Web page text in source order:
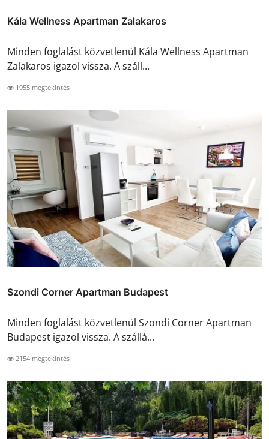
Kála Wellness Apartman Zalakaros
Minden foglalást közvetlenül Kála Wellness Apartman
Zalakaros igazol vissza. A száll...
1955 megtekintés
Szondi Corner Apartman Budapest
Minden foglalást közvetlenül Szondi Corner Apartman
Budapest igazol vissza. A szállá...
2154 megtekintés